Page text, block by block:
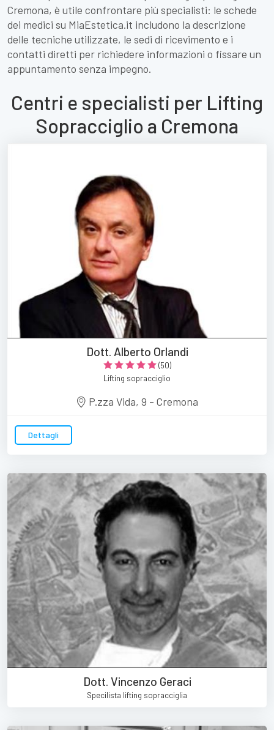
Cremona, è utile confrontare più specialisti: le schede
dei medici su MiaEstetica.it includono la descrizione
delle tecniche utilizzate, le sedi di ricevimento e i
contatti diretti per richiedere informazioni o fissare un
appuntamento senza impegno.
Centri e specialisti per Lifting
Sopracciglio a Cremona
Dott. Alberto Orlandi
(50)
Lifting sopracciglio
P.zza Vida, 9 - Cremona
Dettagli
Dott. Vincenzo Geraci
Specilista lifting sopracciglia